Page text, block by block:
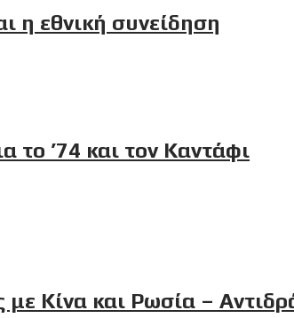
η εθνική συνείδηση
το ’74 και τον Καντάφι
Κίνα και Ρωσία –